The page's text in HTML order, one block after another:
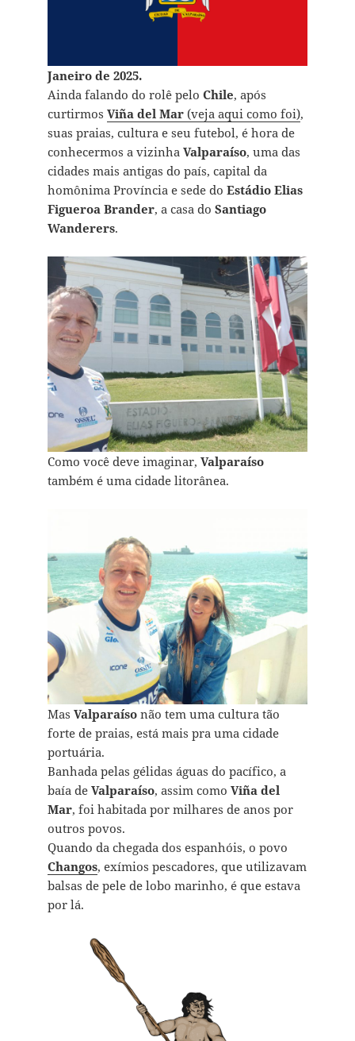
Janeiro de 2025.
Ainda falando do rolê pelo Chile, após
curtirmos Viña del Mar (veja aqui como foi),
suas praias, cultura e seu futebol, é hora de
conhecermos a vizinha Valparaíso, uma das
cidades mais antigas do país, capital da
homônima Província e sede do Estádio Elias
Figueroa Brander, a casa do Santiago
Wanderers.
Como você deve imaginar, Valparaíso
também é uma cidade litorânea.
Mas Valparaísonão tem uma cultura tão
forte de praias, está mais pra uma cidade
portuária.
Banhada pelas gélidas águas do pacífico, a
baía de Valparaíso, assim como Viña del
Mar, foi habitada por milhares de anos por
outros povos.
Quando da chegada dos espanhóis, o povo
Changos, exímios pescadores, que utilizavam
balsas de pele de lobo marinho, é que estava
por lá.